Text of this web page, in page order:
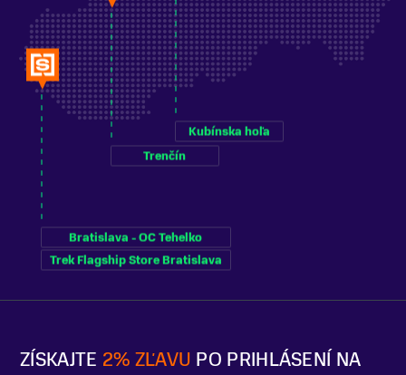
ZÍSKAJTE 2% ZĽAVU PO PRIHLÁSENÍ NA
Bratislava - OC Tehelko
Trek Flagship Store Bratislava
Trenčín
Kubínska hoľa